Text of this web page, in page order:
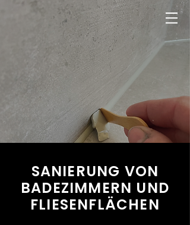
SANIERUNG VON
BADEZIMMERN UND
FLIESENFLÄCHEN